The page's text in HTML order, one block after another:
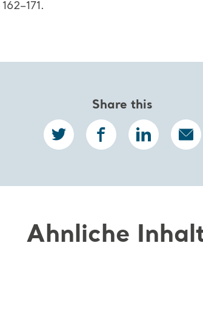
Share this
Ähnliche